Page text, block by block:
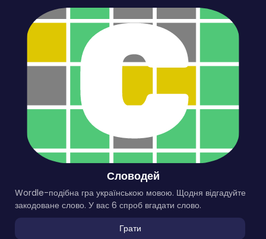
Словодей
Wordle-подібна гра українською мовою. Щодня відгадуйте
закодоване слово. У вас 6 спроб вгадати слово.
Грати